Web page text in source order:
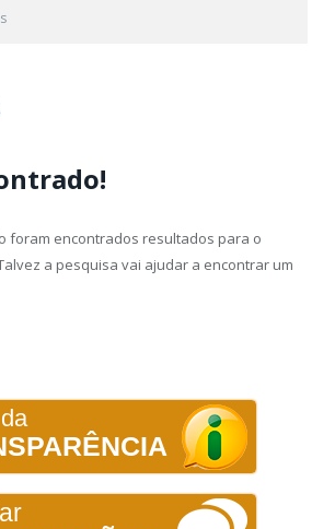
foram encontrados resultados para o
a pesquisa vai ajudar a encontrar um